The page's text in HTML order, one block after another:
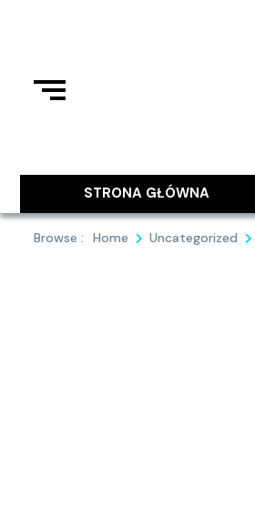
STRONA GŁÓWNA
Browse : Home Uncategorized